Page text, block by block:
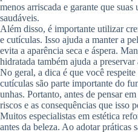
menos arriscada e garante que
saudáveis.
Além disso, é importante utilizar
e cutículas. Isso ajuda a manter a
evita a aparência seca e áspera.
hidratada também ajuda a preservar
No geral, a dica é que você
cutículas são parte importante do
unhas. Portanto, antes de pensar
riscos e as consequências que isso
Muitos especialistas em estética
antes da beleza. Ao adotar práticas